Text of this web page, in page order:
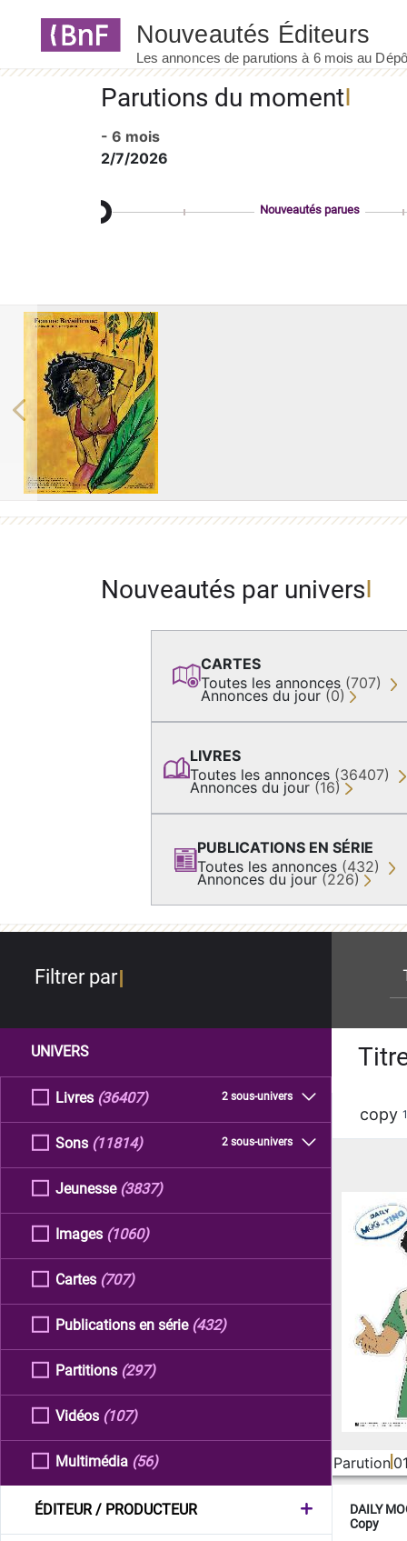
Parutions du moment
- 6 mois
2/7/2026
Nouveautés parues
Previous
Nouveautés par univers
CARTES
Toutes les annonces (707)
Annonces du jour (0)
LIVRES
Toutes les annonces (36407)
Annonces du jour (16)
PUBLICATIONS EN SÉRIE
Toutes les annonces (432)
Annonces du jour (226)
Filtrer par
UNIVERS
Livres 2 sous-univers
(36407)
Sons 2 sous-univers
(11814)
Jeunesse (3837)
Images (1060)
Cartes (707)
Publications en série (432)
Partitions (297)
Vidéos (107)
Multimédia (56)
ÉDITEUR / PRODUCTEUR
copy
Parution
DAILY
Copy